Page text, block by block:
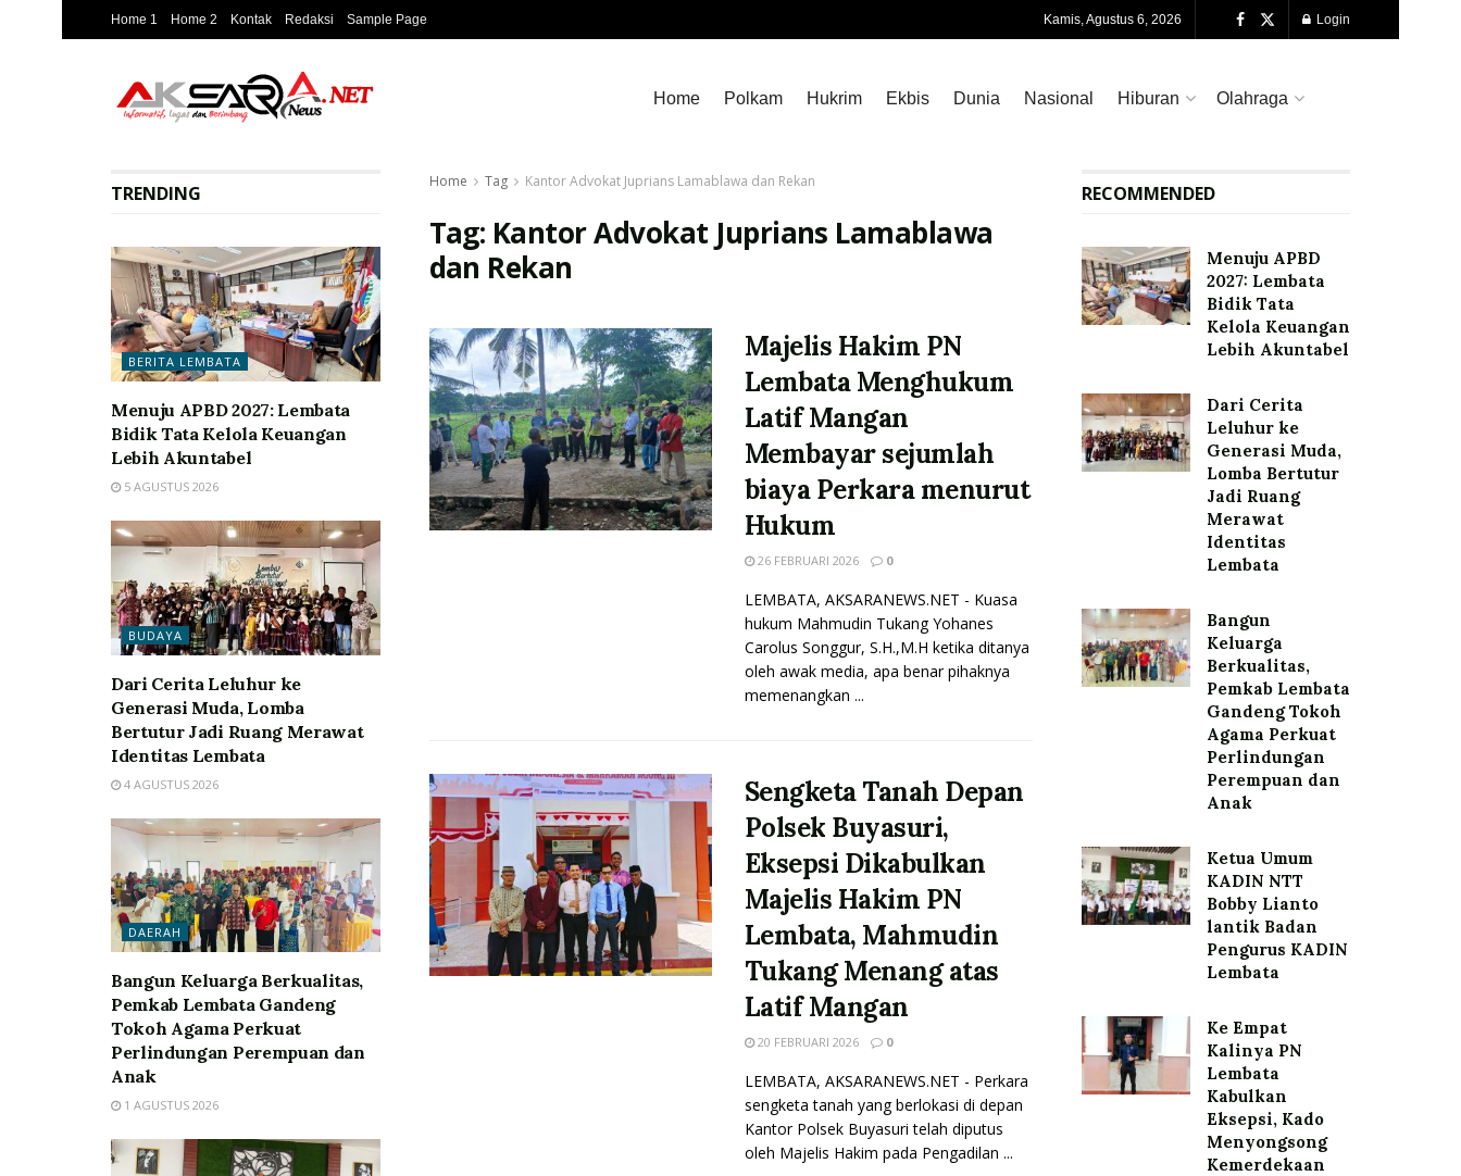
Home 1 Home 2 Kontak Redaksi Sample Page Kamis, Agustus 6, 2026 Login
Home Polkam Hukrim Ekbis Dunia Nasional Hiburan Olahraga
Home Tag Kantor Advokat Juprians Lamablawa dan Rekan
Tag: Kantor Advokat Juprians Lamablawa
dan Rekan
Majelis Hakim PN
Lembata Menghukum
Latif Mangan
Membayar sejumlah
biaya Perkara menurut
Hukum
26 FEBRUARI 2026 0
LEMBATA, AKSARANEWS.NET - Kuasa
hukum Mahmudin Tukang Yohanes
Carolus Songgur, S.H.,M.H ketika ditanya
oleh awak media, apa benar pihaknya
memenangkan ...
Sengketa Tanah Depan
Polsek Buyasuri,
Eksepsi Dikabulkan
Majelis Hakim PN
Lembata, Mahmudin
Tukang Menang atas
Latif Mangan
20 FEBRUARI 2026 0
LEMBATA, AKSARANEWS.NET - Perkara
sengketa tanah yang berlokasi di depan
Kantor Polsek Buyasuri telah diputus
oleh Majelis Hakim pada Pengadilan ...
TRENDING
BERITA LEMBATA
Menuju APBD 2027: Lembata
Bidik Tata Kelola Keuangan
Lebih Akuntabel
5 AGUSTUS 2026
BUDAYA
Dari Cerita Leluhur ke
Generasi Muda, Lomba
Bertutur Jadi Ruang Merawat
Identitas Lembata
4 AGUSTUS 2026
DAERAH
Bangun Keluarga Berkualitas,
Pemkab Lembata Gandeng
Tokoh Agama Perkuat
Perlindungan Perempuan dan
Anak
1 AGUSTUS 2026
RECOMMENDED
Menuju APBD
2027: Lembata
Bidik Tata
Kelola Keuangan
Lebih Akuntabel
Dari Cerita
Leluhur ke
Generasi Muda,
Lomba Bertutur
Jadi Ruang
Merawat
Identitas
Lembata
Bangun
Keluarga
Berkualitas,
Pemkab Lembata
Gandeng Tokoh
Agama Perkuat
Perlindungan
Perempuan dan
Anak
Ketua Umum
KADIN NTT
Bobby Lianto
lantik Badan
Pengurus KADIN
Lembata
Ke Empat
Kalinya PN
Lembata
Kabulkan
Eksepsi, Kado
Menyongsong
Kemerdekaan